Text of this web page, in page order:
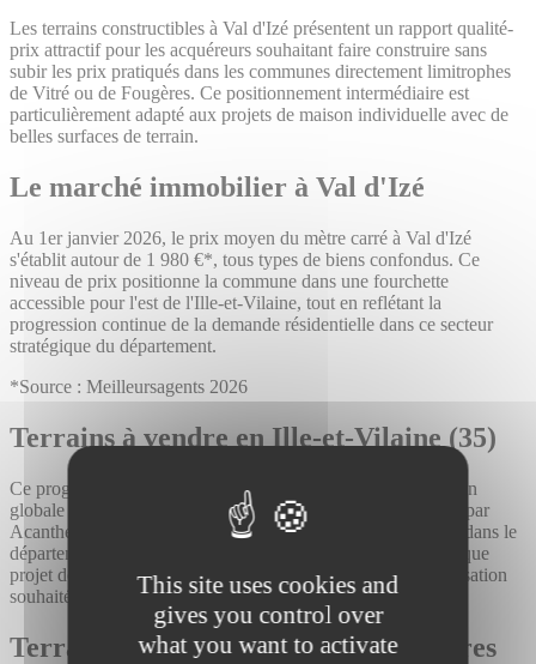
This site uses cookies and
gives you control over
what you want to activate
Les terrains constructibles à Val d'Izé présentent un rapport qualité-
prix attractif pour les acquéreurs souhaitant faire construire sans
subir les prix pratiqués dans les communes directement limitrophes
de Vitré ou de Fougères. Ce positionnement intermédiaire est
particulièrement adapté aux projets de maison individuelle avec de
belles surfaces de terrain.
Le marché immobilier à Val d'Izé
Au 1er janvier 2026, le prix moyen du mètre carré à Val d'Izé
s'établit autour de 1 980 €*, tous types de biens confondus. Ce
niveau de prix positionne la commune dans une fourchette
accessible pour l'est de l'Ille-et-Vilaine, tout en reflétant la
progression continue de la demande résidentielle dans ce secteur
stratégique du département.
*Source : Meilleursagents 2026
Terrains à vendre en Ille-et-Vilaine (35)
Ce programme de terrains à Val d'Izé s'inscrit dans la sélection
globale de
terrains à vendre en Ille-et-Vilaine (35)
, proposée par
Acanthe. L'ensemble des opportunités foncières disponibles dans le
département est consultable en ligne, pour accompagner chaque
projet de construction selon les besoins, le budget et la localisation
souhaitée.
Terrains à bâtir entre Vitré et Fougères